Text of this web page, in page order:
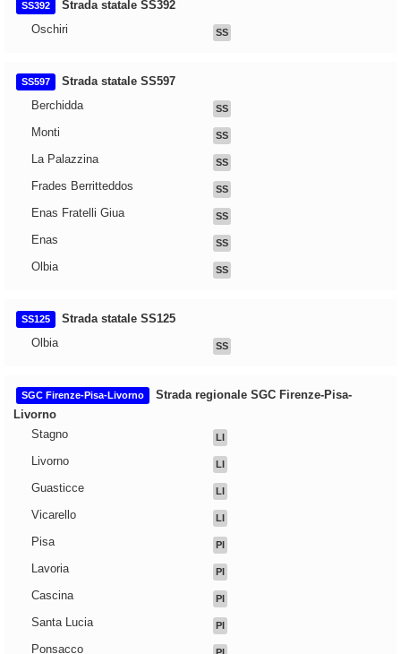
SS392
Strada statale SS392
Oschiri
SS
SS597
Strada statale SS597
Berchidda
SS
Monti SS
La Palazzina SS
Frades Berritteddos SS
Enas Fratelli Giua SS
Enas SS
Olbia SS
SS125
Strada statale SS125
Olbia
SS
SGC Firenze-Pisa-Livorno
Strada regionale SGC Firenze-Pisa-
Livorno
Stagno
LI
Livorno LI
Guasticce LI
Vicarello LI
Pisa PI
Lavoria PI
Cascina PI
Santa Lucia PI
Ponsacco